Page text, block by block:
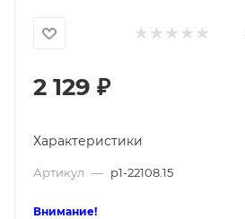
2 129 ₽
Характеристики
Артикул — p1-22108.15
Внимание!